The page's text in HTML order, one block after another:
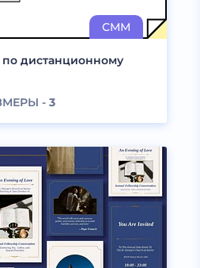
дистанционному
- 3